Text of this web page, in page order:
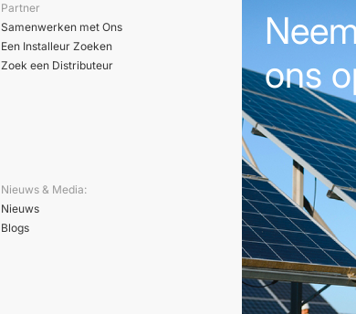
Partner
Samenwerken met Ons
Een Installeur Zoeken
Zoek een Distributeur
Nieuws & Media:
Nieuws
Blogs
ons